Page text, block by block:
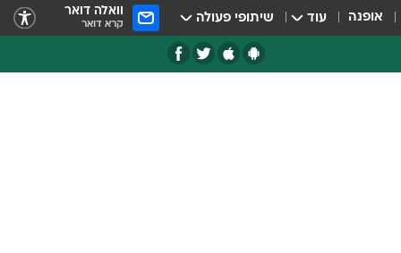
אופנה עוד שיתופי פעולה וואלה דואר
קרא דואר